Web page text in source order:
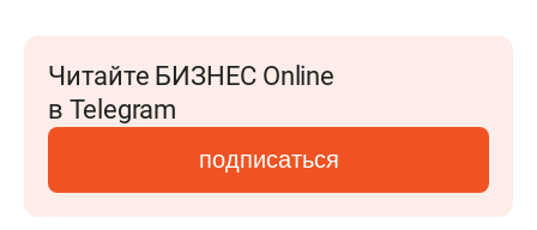
Читайте БИЗНЕС Online
в Telegram
подписаться